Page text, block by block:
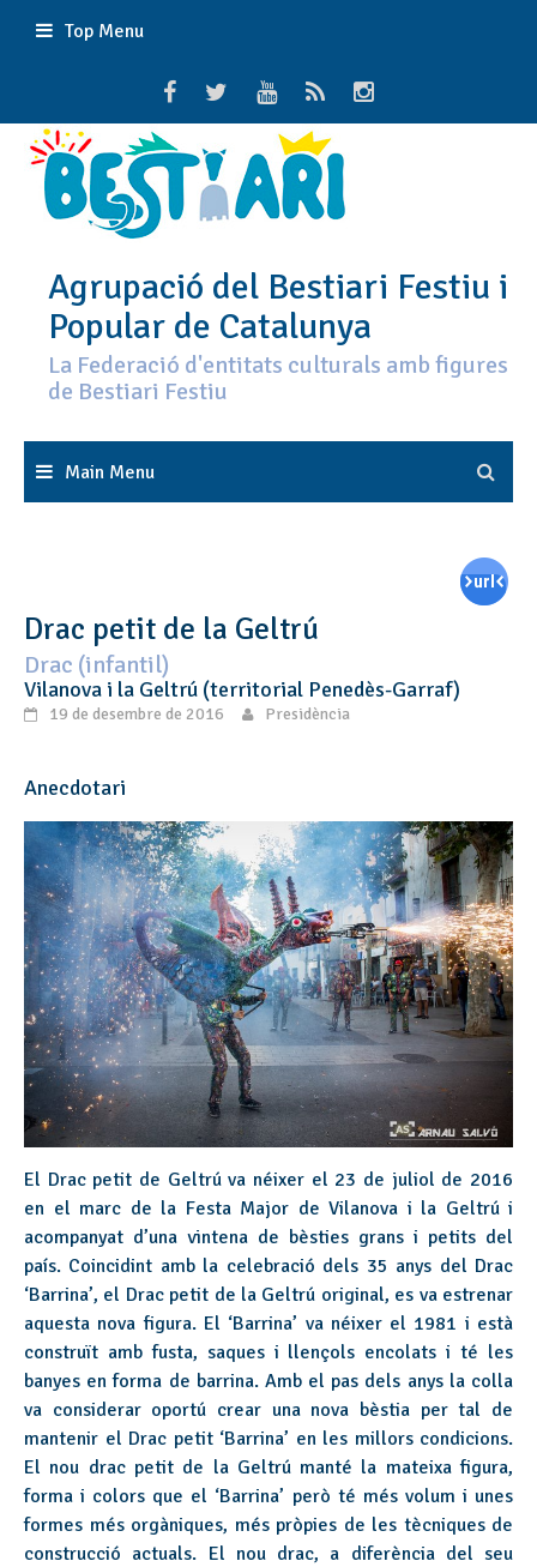
Top Menu
Agrupació del Bestiari Festiu i
Popular de Catalunya
La Federació d'entitats culturals amb figures
de Bestiari Festiu
Main Menu
Drac petit de la Geltrú
Drac (infantil)
Vilanova i la Geltrú (territorial Penedès-Garraf)
19 de desembre de 2016 Presidència
Anecdotari
El Drac petit de Geltrú va néixer el 23 de juliol de 2016
en el marc de la Festa Major de Vilanova i la Geltrú i
acompanyat d’una vintena de bèsties grans i petits del
país. Coincidint amb la celebració dels 35 anys del Drac
‘Barrina’, el Drac petit de la Geltrú original, es va estrenar
aquesta nova figura. El ‘Barrina’ va néixer el 1981 i està
construït amb fusta, saques i llençols encolats i té les
banyes en forma de barrina. Amb el pas dels anys la colla
va considerar oportú crear una nova bèstia per tal de
mantenir el Drac petit ‘Barrina’ en les millors condicions.
El nou drac petit de la Geltrú manté la mateixa figura,
forma i colors que el ‘Barrina’ però té més volum i unes
formes més orgàniques, més pròpies de les tècniques de
construcció actuals. El nou drac, a diferència del seu